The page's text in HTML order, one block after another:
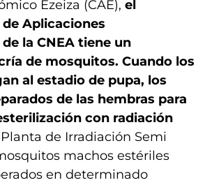
Ezeiza (CAE), el
Aplicaciones
la CNEA tiene un
de mosquitos. Cuando los
al estadio de pupa, los
de las hembras para
con radiación
de Irradiación Semi
machos estériles
en determinado